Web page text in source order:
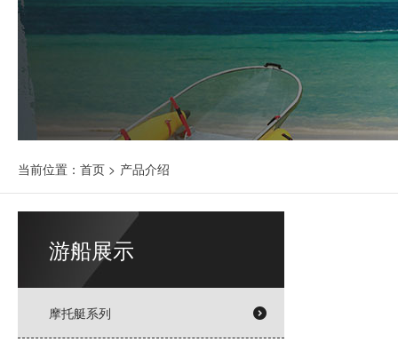
当前位置： 首页 > 产品介绍
游船展示
摩托艇系列